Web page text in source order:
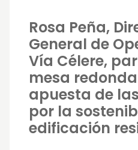
Rosa Peña,
General de
Vía Célere,
mesa
apuesta de
por la
edificación